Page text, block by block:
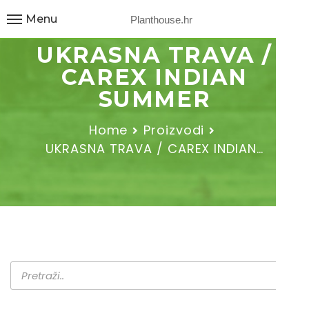
Planthouse.hr
Menu
UKRASNA TRAVA /
CAREX INDIAN
SUMMER
Home
Proizvodi
UKRASNA TRAVA / CAREX INDIAN…